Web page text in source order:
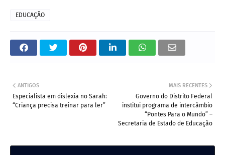
EDUCAÇÃO
MAIS RECENTES
Governo do Distrito Federal
institui programa de intercâmbio
“Pontes Para o Mundo” –
Secretaria de Estado de Educação
ANTIGOS
Especialista em dislexia no Sarah:
“Criança precisa treinar para ler”